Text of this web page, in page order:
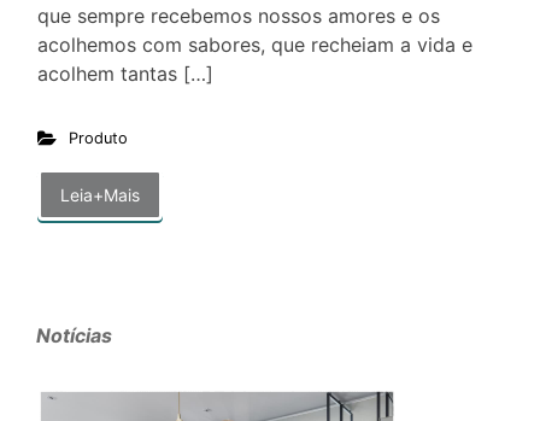
que sempre recebemos nossos amores e os
acolhemos com sabores, que recheiam a vida e
acolhem tantas […]
Produto
Leia+Mais
Notícias